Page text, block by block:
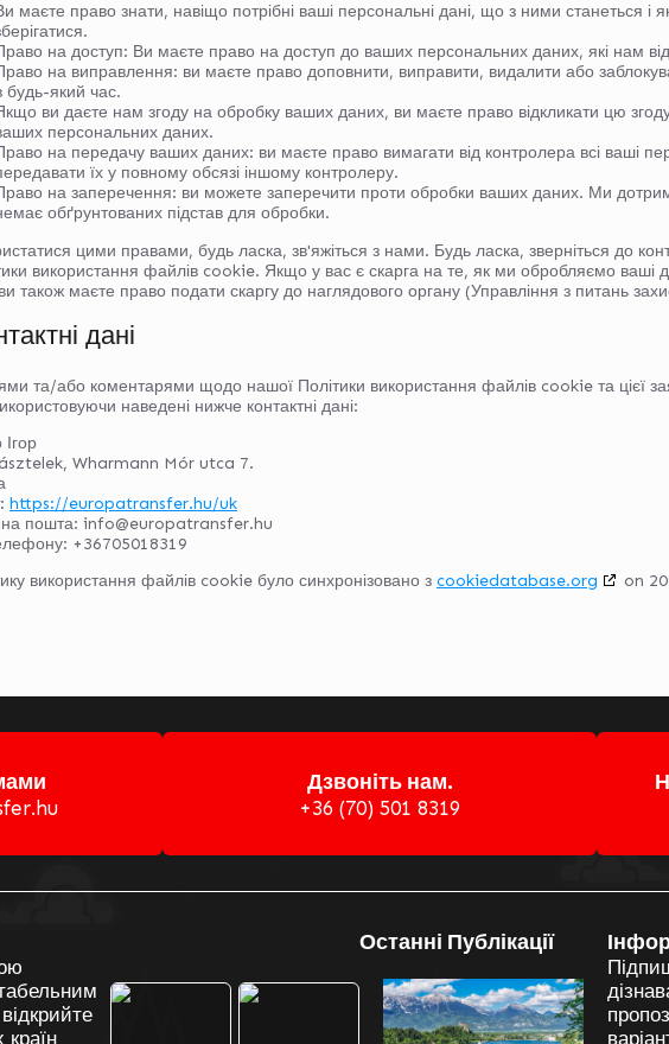
маєте право знати, навіщо потрібні ваші персональні дані, що з ними станеться і
на доступ: Ви маєте право на доступ до ваших персональних даних, які нам
на виправлення: ви маєте право доповнити, виправити, видалити або
будь-який час.
ви даєте нам згоду на обробку ваших даних, ви маєте право відкликати цю
персональних даних.
на передачу ваших даних: ви маєте право вимагати від контролера всі ваші
їх у повному обсязі іншому контролеру.
на заперечення: ви можете заперечити проти обробки ваших даних. Ми
обґрунтованих підстав для обробки.
цими правами, будь ласка, зв'яжіться з нами. Будь ласка, зверніться до
використання файлів cookie. Якщо у вас є скарга на те, як ми обробляємо ваші
також маєте право подати скаргу до наглядового органу (Управління з питань
дані
та/або коментарями щодо нашої Політики використання файлів cookie та цієї
наведені нижче контактні дані:
Wharmann Mór utca 7.
https://europatransfer.hu/uk
пошта: info@europatransfer.hu
+36705018319
використання файлів cookie було синхронізовано з cookiedatabase.org on
Дзвоніть нам.
+36 (70) 501 8319
Останні Публікації